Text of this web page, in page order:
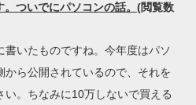
ついでにパソコンの話。 (閲覧数
いたものですね。今年度はパソ
から公開されているので、それを
。ちなみに10万しないで買える